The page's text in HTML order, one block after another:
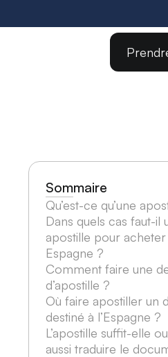
Sommaire
Qu’est-ce qu’une
Dans quels cas faut-il
apostille pour
Espagne ?
Comment faire une
d’apostille ?
Où faire apostiller un
destiné à l’Espagne ?
L’apostille suffit-elle
aussi traduire le